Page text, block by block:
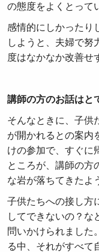
の態度をよくとって
感情的にしかったり
しようと、夫婦で努
度はなかなか改善せ
講師の方のお話はと
そんなときに、子供
が開かれるとの案内
けの参加で、すぐに
ところが、講師の方
な岩が落ちてきたよ
子供たちへの接し方
してできないの？な
問いかけられました
る中、それがすべて